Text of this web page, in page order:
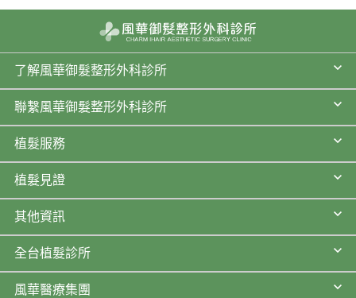
了解風華御髮整形外科診所
聯繫風華御髮整形外科診所
植髮服務
植髮見證
其他資訊
全台植髮診所
風華醫療集團